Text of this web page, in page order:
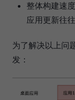
整体构建速
应用更新往
为了解决以上问
发：